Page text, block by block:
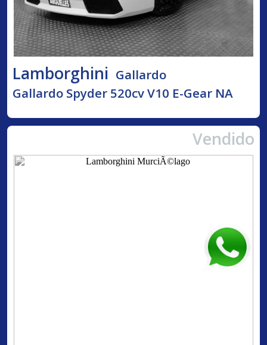
Lamborghini Gallardo
Gallardo Spyder 520cv V10 E-Gear NA
Vendido